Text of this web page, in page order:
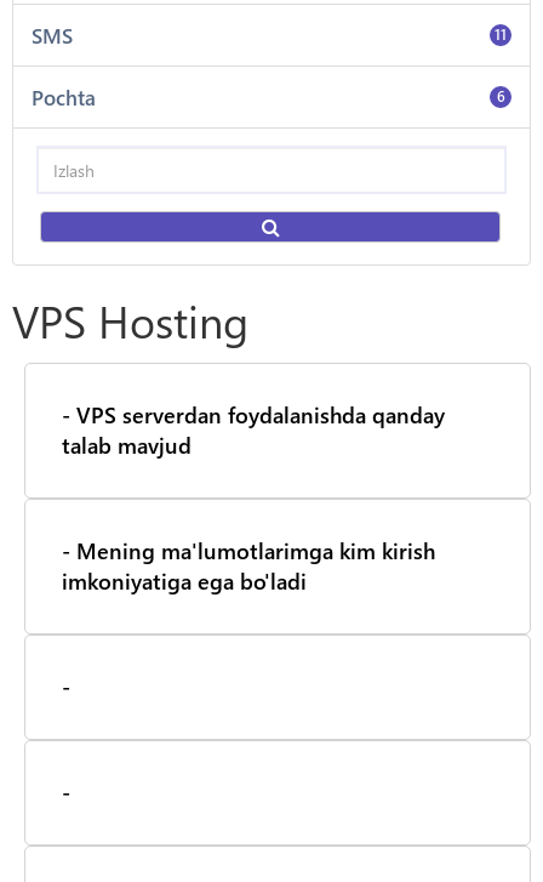
SMS 11
Pochta 6
VPS Hosting
- VPS serverdan foydalanishda qanday
talab mavjud
- Mening ma'lumotlarimga kim kirish
imkoniyatiga ega bo'ladi
-
-